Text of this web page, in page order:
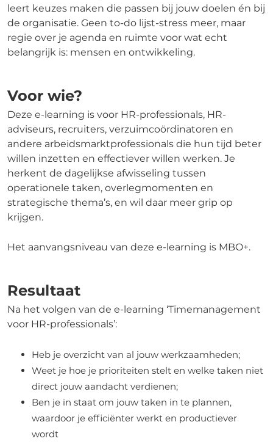
leert keuzes maken die passen bij jouw doelen én bij
de organisatie. Geen to-do lijst-stress meer, maar
regie over je agenda en ruimte voor wat echt
belangrijk is: mensen en ontwikkeling.
Voor wie?
Deze e-learning is voor HR-professionals, HR-
adviseurs, recruiters, verzuimcoördinatoren en
andere arbeidsmarktprofessionals die hun tijd beter
willen inzetten en effectiever willen werken. Je
herkent de dagelijkse afwisseling tussen
operationele taken, overlegmomenten en
strategische thema’s, en wil daar meer grip op
krijgen.
Het aanvangsniveau van deze e-learning is MBO+.
Resultaat
Na het volgen van de e-learning ‘Timemanagement
voor HR-professionals’:
Heb je overzicht van al jouw werkzaamheden;
Weet je hoe je prioriteiten stelt en welke taken niet
direct jouw aandacht verdienen;
Ben je in staat om jouw taken in te plannen,
waardoor je efficiënter werkt en productiever
wordt